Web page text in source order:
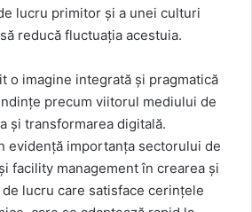
lucru primitor și a unei culturi
reducă fluctuația acestuia.
o imagine integrată și pragmatică
precum viitorul mediului de
și transformarea digitală.
evidență importanța sectorului de
facility management în crearea și
lucru care satisface cerințele